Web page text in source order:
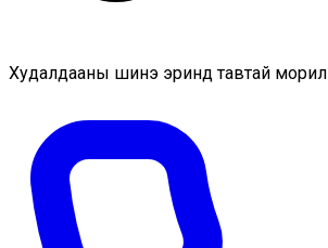
Худалдааны шинэ эринд тавтай морил